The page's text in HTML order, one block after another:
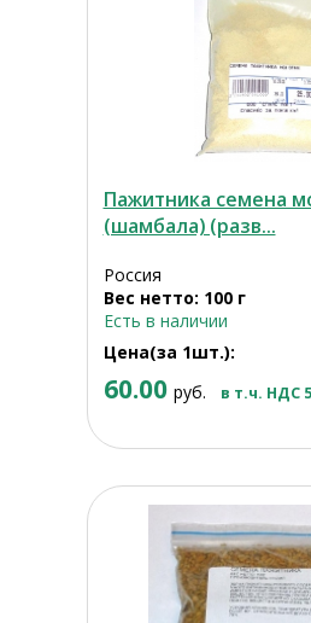
Пажитника семена
(шамбала) (разв...
Россия
Вес нетто: 100 г
Есть в наличии
Цена(за 1шт.):
60.00 руб. в т.ч. НДС